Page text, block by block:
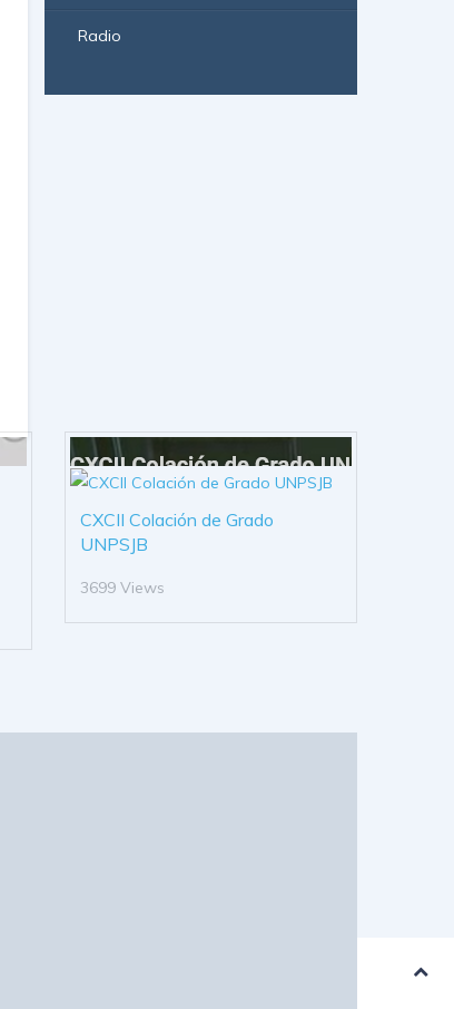
Radio
CXCII Colación de Grado
UNPSJB
3699 Views